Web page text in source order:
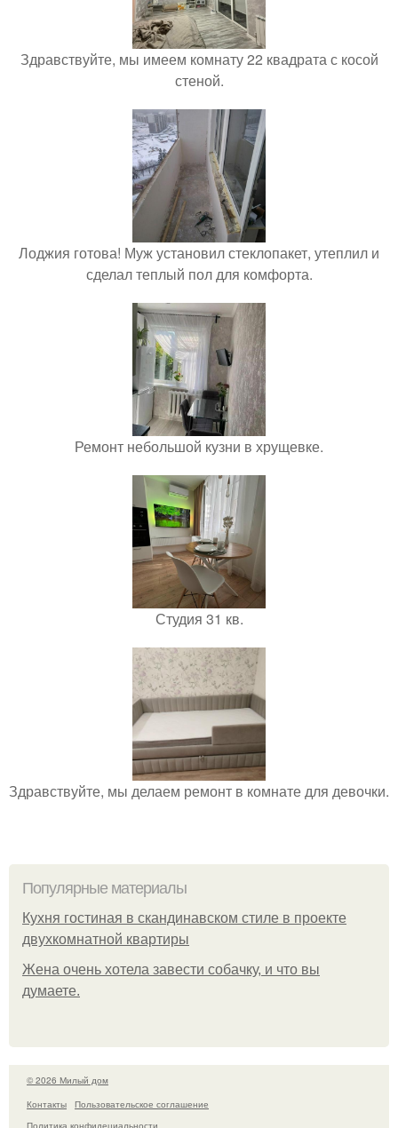
Здравствуйте, мы имеем комнату 22 квадрата с косой
стеной.
Лоджия готова! Муж установил стеклопакет, утеплил и
сделал теплый пол для комфорта.
Ремонт небольшой кузни в хрущевке.
Студия 31 кв.
Здравствуйте, мы делаем ремонт в комнате для девочки.
Популярные материалы
Кухня гостиная в скандинавском стиле в проекте
двухкомнатной квартиры
Жена очень хотела завести собачку, и что вы
думаете.
© 2026 Милый дом
Контакты
Пользовательское соглашение
Политика конфидециальности